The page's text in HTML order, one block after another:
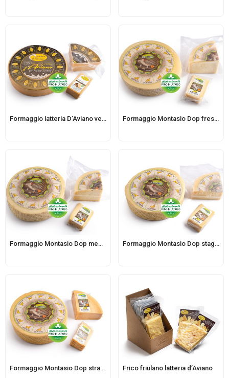
Formaggio latteria D’Aviano vecchio Formaggio Montasio Dop fresco – casello PN208
Formaggio Montasio Dop mezzano – casello PN208 Formaggio Montasio Dop stagionato – casello PN208
Formaggio Montasio Dop stravecchio – casello PN208 Frico friulano latteria d’Aviano